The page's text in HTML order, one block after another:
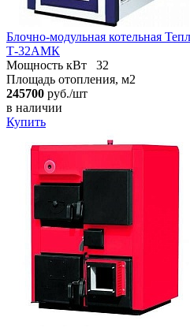
Блочно-модульная котельная
Т-32АМК
Мощность кВт
32
Площадь отопления, м2
245700 руб./шт
в наличии
Купить